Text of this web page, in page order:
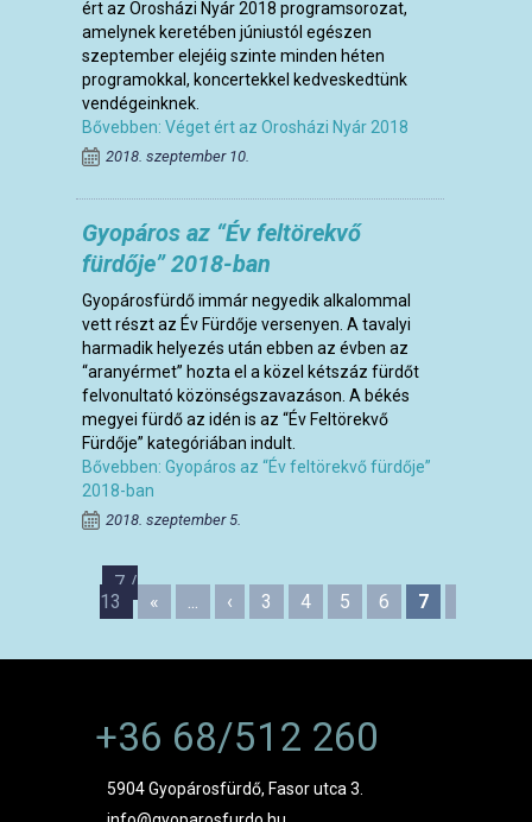
ért az Orosházi Nyár 2018 programsorozat,
amelynek keretében júniustól egészen
szeptember elejéig szinte minden héten
programokkal, koncertekkel kedveskedtünk
vendégeinknek.
Bővebben: Véget ért az Orosházi Nyár 2018
2018. szeptember 10.
Gyopáros az “Év feltörekvő
fürdője” 2018-ban
Gyopárosfürdő immár negyedik alkalommal
vett részt az Év Fürdője versenyen. A tavalyi
harmadik helyezés után ebben az évben az
“aranyérmet” hozta el a közel kétszáz fürdőt
felvonultató közönségszavazáson. A békés
megyei fürdő az idén is az “Év Feltörekvő
Fürdője” kategóriában indult.
Bővebben: Gyopáros az “Év feltörekvő fürdője”
2018-ban
2018. szeptember 5.
7 /
13
« ... ‹ 3 4 5 6 7
+36 68/512 260
5904 Gyopárosfürdő, Fasor utca 3.